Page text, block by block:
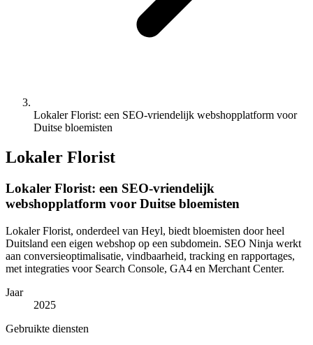
Lokaler Florist: een SEO-vriendelijk webshopplatform voor
Duitse bloemisten
Lokaler Florist
Lokaler Florist: een SEO-vriendelijk
webshopplatform voor Duitse bloemisten
Lokaler Florist, onderdeel van Heyl, biedt bloemisten door heel
Duitsland een eigen webshop op een subdomein. SEO Ninja werkt
aan conversieoptimalisatie, vindbaarheid, tracking en rapportages,
met integraties voor Search Console, GA4 en Merchant Center.
Jaar
2025
Gebruikte diensten